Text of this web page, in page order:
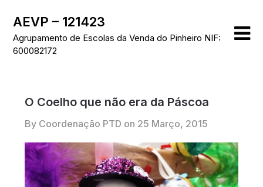
content
AEVP – 121423
Agrupamento de Escolas da Venda do Pinheiro NIF:
600082172
O Coelho que não era da Páscoa
By Coordenação PTD on 25 Março, 2015